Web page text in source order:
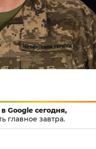
Google сегодня,
главное завтра.